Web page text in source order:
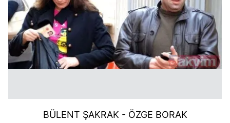
sınırlı olarak açık rızanız dahilinde kullanılacaktır.
Çerezlere ilişkin tercihlerinizi aşağıda yer alan panel
vasıtasıyla belirleyebilirsiniz. Çerezlere ilişkin detaylı bilgi
için Ayarlar butonuna tıklayabilir,Çerez Bilgilendirme
Metnimizi
ziyaret edebilirsiniz.
ilgili mevzuata uygun olarak kullanılan çerezlerle ilgili bilgi
BÜLENT ŞAKRAK - ÖZGE BORAK